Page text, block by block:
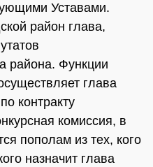
Уставами.
район глава,
района. Функции
глава
контракту
комиссия, в
пополам из тех, кого
назначит глава